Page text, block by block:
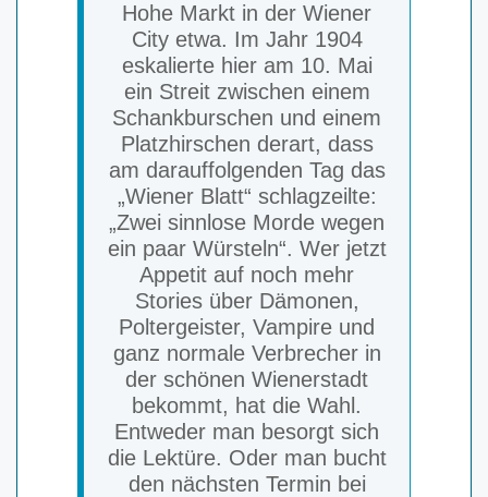
Hohe Markt in der Wiener
City etwa. Im Jahr 1904
eskalierte hier am 10. Mai
ein Streit zwischen einem
Schankburschen und einem
Platzhirschen derart, dass
am darauffolgenden Tag das
„Wiener Blatt“ schlagzeilte:
„Zwei sinnlose Morde wegen
ein paar Würsteln“. Wer jetzt
Appetit auf noch mehr
Stories über Dämonen,
Poltergeister, Vampire und
ganz normale Verbrecher in
der schönen Wienerstadt
bekommt, hat die Wahl.
Entweder man besorgt sich
die Lektüre. Oder man bucht
den nächsten Termin bei